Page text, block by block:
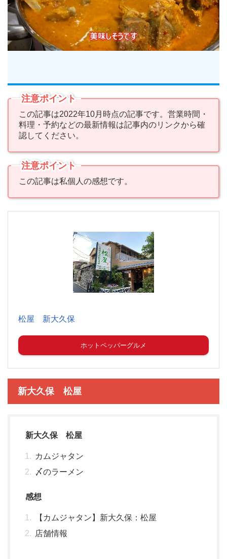
注意ポイント
この記事は2022年10月時点の記事です。営業時間・
料理・予約などの最新情報は記事内のリンクから確
認してください。
注意ポイント
この記事は私個人の感想です。
松屋 新大久保
ホットペッパーグルメ
新大久保 松屋
新大久保 松屋
カムジャタン
〆のラーメン
感想
【カムジャタン】新大久保：松屋
店舗情報